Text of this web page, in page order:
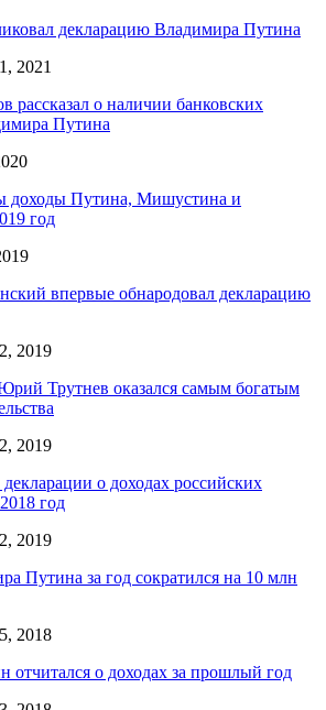
декларацию Владимира Путина
2021
рассказал о наличии банковских
Путина
доходы Путина, Мишустина и
год
впервые обнародовал декларацию
2019
Трутнев оказался самым богатым
2019
о доходах российских
год
2019
Путина за год сократился на 10 млн
2018
отчитался о доходах за прошлый год